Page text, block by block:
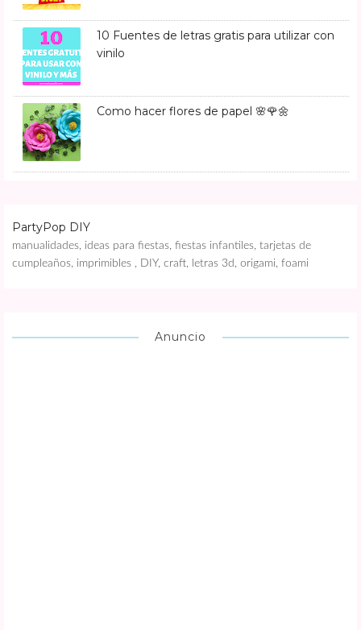
10 Fuentes de letras gratis para utilizar con
vinilo
Como hacer flores de papel 🌸🌹🌼
PartyPop DIY
manualidades, ideas para fiestas, fiestas infantiles, tarjetas de
cumpleaños, imprimibles , DIY, craft, letras 3d, origami, foami
Anuncio